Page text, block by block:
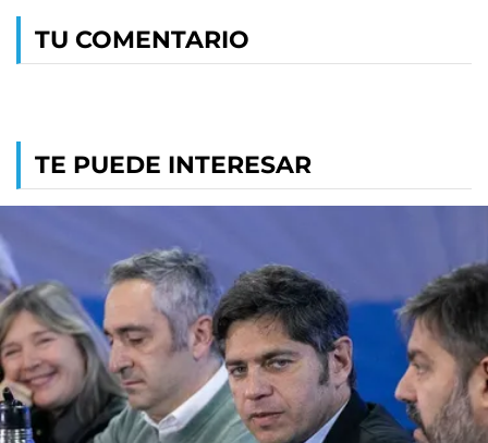
TU COMENTARIO
TE PUEDE INTERESAR